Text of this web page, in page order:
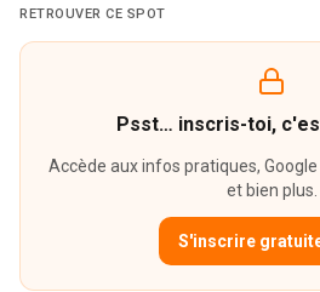
RETROUVER CE SPOT
Psst… inscris-toi,
Accède aux infos pratiques,
et bien plus.
S'inscrire